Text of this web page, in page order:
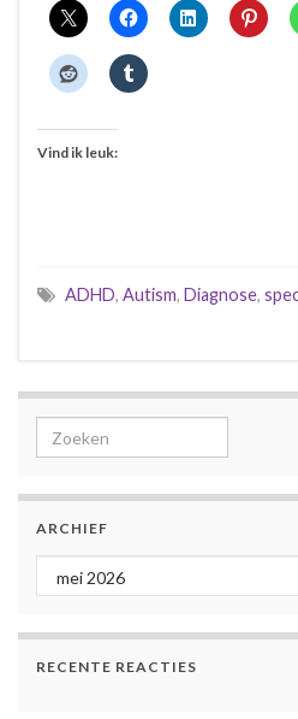
Vind ik leuk:
ADHD, Autism, Diagnose,
Search for:
ARCHIEF
Archief
RECENTE REACTIES